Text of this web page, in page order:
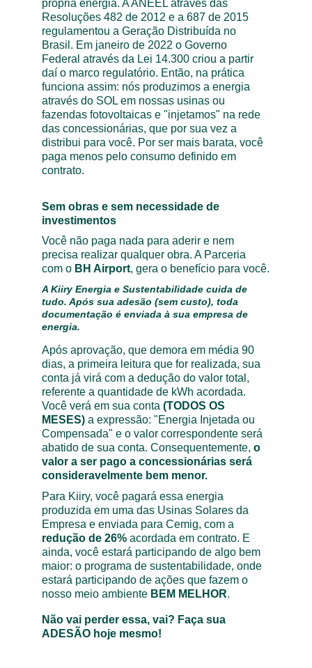
própria energia. A ANEEL através das
Resoluções 482 de 2012 e a 687 de 2015
regulamentou a Geração Distribuída no
Brasil. Em janeiro de 2022 o Governo
Federal através da Lei 14.300 criou a partir
daí o marco regulatório. Então, na prática
funciona assim: nós produzimos a energia
através do SOL em nossas usinas ou
fazendas fotovoltaicas e "injetamos" na rede
das concessionárias, que por sua vez a
distribui para você. Por ser mais barata, você
paga menos pelo consumo definido em
contrato.
Sem obras e sem necessidade de
investimentos
Você não paga nada para aderir e nem
precisa realizar qualquer obra. A Parceria
com o BH Airport, gera o benefício para você.
A Kiiry Energia e Sustentabilidade cuida de
tudo. Após sua adesão (sem custo), toda
documentação é enviada à sua empresa de
energia.
Após aprovação, que demora em média 90
dias, a primeira leitura que for realizada, sua
conta já virá com a dedução do valor total,
referente a quantidade de kWh acordada.
Você verá em sua conta (TODOS OS
MESES) a expressão: "Energia Injetada ou
Compensada" e o valor correspondente será
abatido de sua conta. Consequentemente, o
valor a ser pago a concessionárias será
consideravelmente bem menor.
Para Kiiry, você pagará essa energia
produzida em uma das Usinas Solares da
Empresa e enviada para Cemig, com a
redução de 26% acordada em contrato. E
ainda, você estará participando de algo bem
maior: o programa de sustentabilidade, onde
estará participando de ações que fazem o
nosso meio ambiente BEM MELHOR.
Não vai perder essa, vai? Faça sua
ADESÃO hoje mesmo!